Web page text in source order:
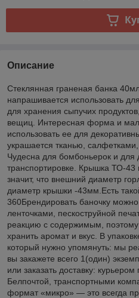
Описание
Стеклянная граненая банка
напрашивается использовать
для хранения сыпучих
вещиц. Интересная форма и
использовать ее для
украшается тканью,
Чудесна для бомбоньерок и для
транспортировке. Крышка ТО-43
значит, что внешний диаметр
диаметр крышки -43мм.Есть
360Брендировать баночку
ленточками, пескоструйной
реакцию с содержимым,
хранить аромат и вкус. В
который нужно упомянуть: мы
вы закажете всего 1(один)
или заказать доставку:
Белпочтой, транспортными
формат «микро» — это всегда